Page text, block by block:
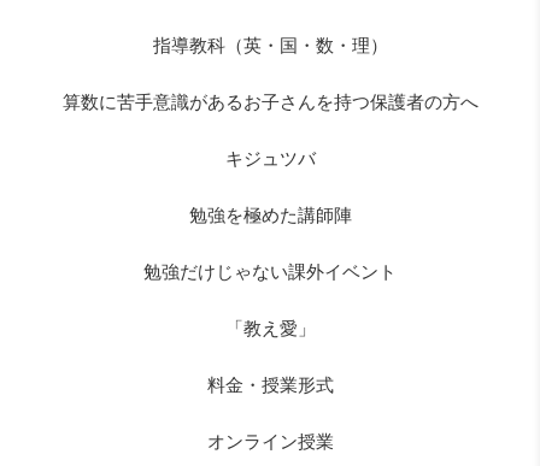
指導教科（英・国・数・理）
算数に苦手意識があるお子さんを持つ保護者の方へ
キジュツバ
勉強を極めた講師陣
勉強だけじゃない課外イベント
「教え愛」
料金・授業形式
オンライン授業